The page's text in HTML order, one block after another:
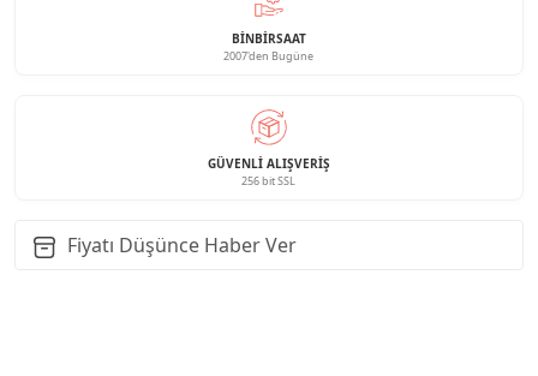
BINBIRSAAT
2007'den Bugüne
GÜVENLI ALIŞVERIŞ
256 bit SSL
Fiyatı Düşünce Haber Ver